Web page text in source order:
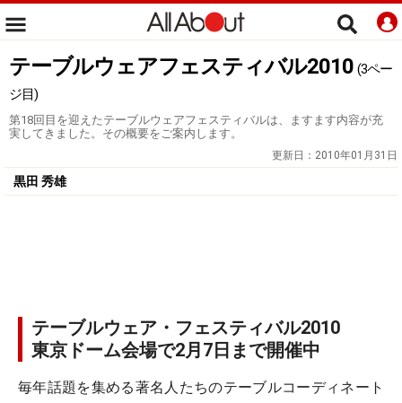
テーブルウェアフェスティバル2010 (3ペー
ジ目)
第18回目を迎えたテーブルウェアフェスティバルは、ますます内容が充
実してきました。その概要をご案内します。
更新日： 2010年01月31日
黒田 秀雄
テーブルウェア・フェスティバル2010
東京ドーム会場で2月7日まで開催中
毎年話題を集める著名人たちのテーブルコーディネート